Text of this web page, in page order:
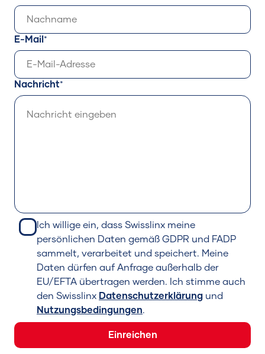
E-Mail
Nachricht
Ich willige ein, dass Swisslinx meine
persönlichen Daten gemäß GDPR und FADP
sammelt, verarbeitet und speichert. Meine
Daten dürfen auf Anfrage außerhalb der
EU/EFTA übertragen werden. Ich stimme auch
den Swisslinx Datenschutzerklärung und
Nutzungsbedingungen.
Einreichen